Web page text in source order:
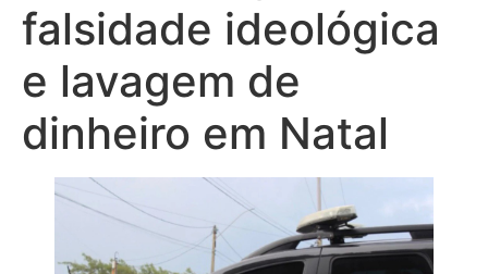
falsidade ideológica
e lavagem de
dinheiro em Natal